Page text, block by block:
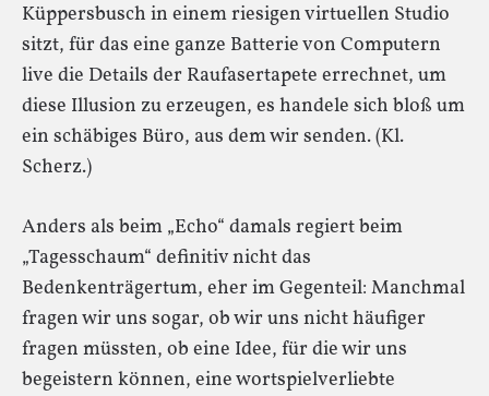
Küppersbusch in einem riesigen virtuellen Studio
sitzt, für das eine ganze Batterie von Computern
live die Details der Raufasertapete errechnet, um
diese Illusion zu erzeugen, es handele sich bloß um
ein schäbiges Büro, aus dem wir senden. (Kl.
Scherz.)
Anders als beim „Echo“ damals regiert beim
„Tagesschaum“ definitiv nicht das
Bedenkenträgertum, eher im Gegenteil: Manchmal
fragen wir uns sogar, ob wir uns nicht häufiger
fragen müssten, ob eine Idee, für die wir uns
begeistern können, eine wortspielverliebte